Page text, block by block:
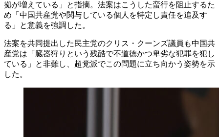
拠が増えている」と指摘。法案はこうした蛮行を阻止するた
め「中国共産党や関与している個人を特定し責任を追及す
る」と意義を強調した。
法案を共同提出した民主党のクリス・クーンズ議員も中国共
産党は「臓器狩りという残酷で不道徳かつ卑劣な犯罪を犯し
ている」と非難し、超党派でこの問題に立ち向かう姿勢を示
した。